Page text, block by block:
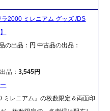
2000 ミレニアム グッズ /DS
の出品： 円 中古品の出品：
品：3,545円
ミレニアム』の枚数限定＆両面印